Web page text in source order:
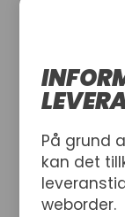
På grund
kan det
weborder.